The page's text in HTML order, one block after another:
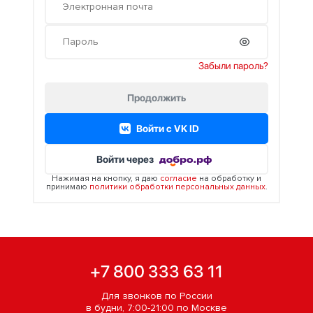
Забыли пароль?
Продолжить
Войти c VK ID
Войти через
Нажимая на кнопку, я даю согласие на обработку и
принимаю политики обработки персональных данных.
+7 800 333 63 11
Для звонков по России
в будни, 7:00-21:00 по Москве